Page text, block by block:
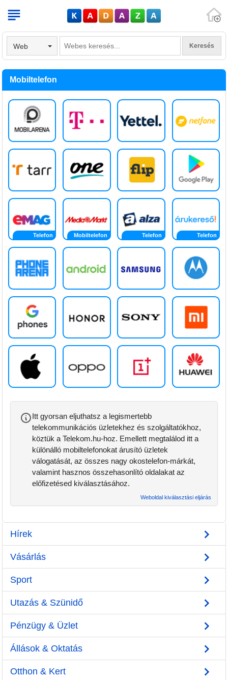
WebV
Mobiltelefon
Telefon Mobiltelefon Telefon Telefon
Itt gyorsan eljuthatsz a legismertebb
telekommunikációs üzletekhez és szolgáltatókhoz,
köztük a Telekom.hu-hoz. Emellett megtalálod itt a
különálló mobiltelefonokat árusító üzletek
válogatását, az összes nagy okostelefon-márkát,
valamint hasznos összehasonlító oldalakat az
előfizetésed kiválasztásához.
Weboldal kiválasztási eljárás
Hírek
Vásárlás
Sport
Utazás & Szünidő
Pénzügy & Üzlet
Állások & Oktatás
Otthon & Kert